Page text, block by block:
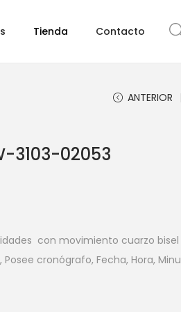
Tienda Contacto
ANTERIOR
3103-02053
con movimiento cuarzo
cronógrafo, Fecha, Hora,